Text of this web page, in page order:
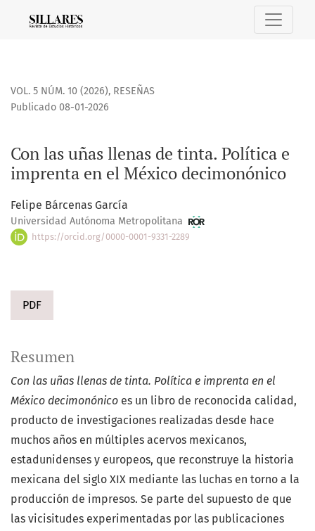
Con las uñas llenas de tinta. Política e imprenta en el
VOL. 5 NÚM. 10 (2026), RESEÑAS
Con las uñas llenas de tinta. Política e
imprenta en el México decimonónico
Publicado 08-01-2026
Felipe Bárcenas García
Universidad Autónoma Metropolitana
https://orcid.org/0000-0001-9331-2289
PDF
Resumen
Con las uñas llenas de tinta. Política e imprenta en el
México decimonónico es un libro de reconocida calidad,
producto de investigaciones realizadas desde hace
muchos años en múltiples acervos mexicanos,
estadunidenses y europeos, que reconstruye la historia
mexicana del siglo XIX mediante las luchas en torno a la
producción de impresos. Se parte del supuesto de que
las vicisitudes experimentadas por las publicaciones